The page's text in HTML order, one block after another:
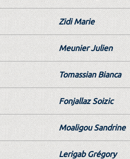
Zidi Marie
Meunier Julien
Tomassian Bianca
Fonjallaz Soizic
Moaligou Sandrine
Lerigab Grégory